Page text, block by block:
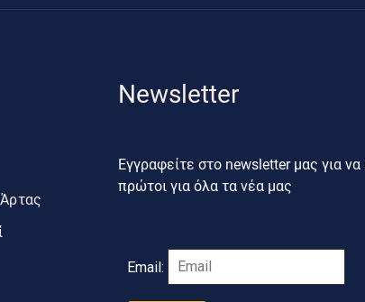
Newsletter
Εγγραφείτε στο newsletter μας για
πρώτοι για όλα τα νέα μας
Email: